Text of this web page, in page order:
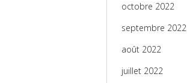
octobre 2022
septembre 2022
août 2022
juillet 2022